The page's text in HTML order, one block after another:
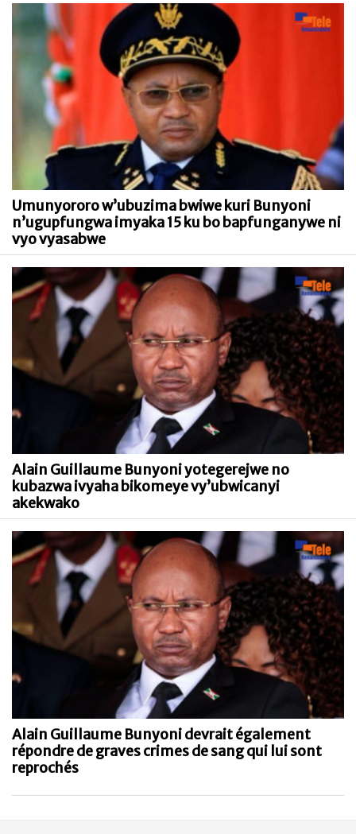
Umunyororo w’ubuzima bwiwe kuri Bunyoni
n’ugupfungwa imyaka 15 ku bo bapfunganywe ni
vyo vyasabwe
Alain Guillaume Bunyoni yotegerejwe no
kubazwa ivyaha bikomeye vy’ubwicanyi
akekwako
Alain Guillaume Bunyoni devrait également
répondre de graves crimes de sang qui lui sont
reprochés